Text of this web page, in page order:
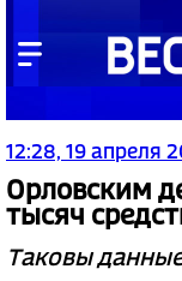
12:28, 19 апреля
Орловским
тысяч
Таковы